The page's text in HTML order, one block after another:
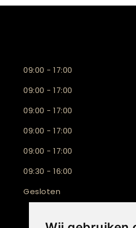
09:00 - 17:00
09:00 - 17:00
09:00 - 17:00
09:00 - 17:00
09:00 - 17:00
09:30 - 16:00
Gesloten